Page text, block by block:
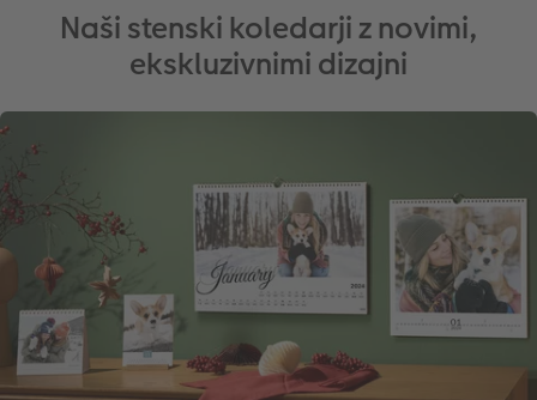
Naši stenski koledarji z novimi,
ekskluzivnimi dizajni